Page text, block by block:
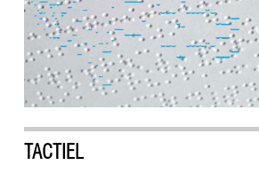
TACTIEL